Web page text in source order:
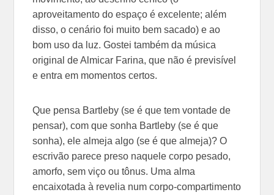
aproveitamento do espaço é excelente; além
disso, o cenário foi muito bem sacado) e ao
bom uso da luz. Gostei também da música
original de Almicar Farina, que não é previsível
e entra em momentos certos.
Que pensa Bartleby (se é que tem vontade de
pensar), com que sonha Bartleby (se é que
sonha), ele almeja algo (se é que almeja)? O
escrivão parece preso naquele corpo pesado,
amorfo, sem viço ou tônus. Uma alma
encaixotada à revelia num corpo-compartimento